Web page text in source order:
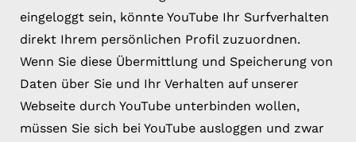
eingeloggt sein, könnte YouTube Ihr Surfverhalten
direkt Ihrem persönlichen Profil zuzuordnen.
Wenn Sie diese Übermittlung und Speicherung von
Daten über Sie und Ihr Verhalten auf unserer
Webseite durch YouTube unterbinden wollen,
müssen Sie sich bei YouTube ausloggen und zwar